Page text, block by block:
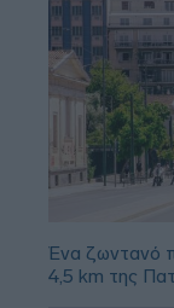
Ένα ζωντανό
4,5 km της